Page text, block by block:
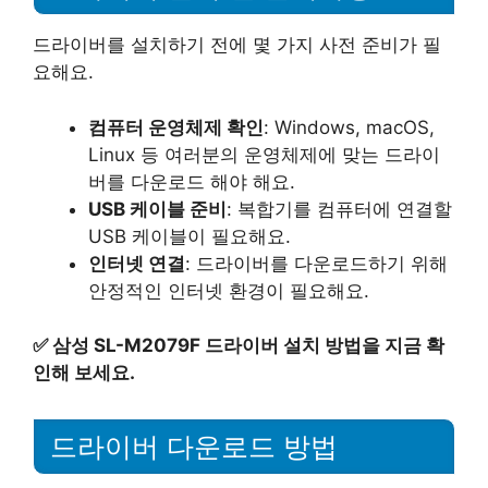
드라이버를 설치하기 전에 몇 가지 사전 준비가 필
요해요.
컴퓨터 운영체제 확인: Windows, macOS,
Linux 등 여러분의 운영체제에 맞는 드라이
버를 다운로드 해야 해요.
USB 케이블 준비: 복합기를 컴퓨터에 연결할
USB 케이블이 필요해요.
인터넷 연결: 드라이버를 다운로드하기 위해
안정적인 인터넷 환경이 필요해요.
✅삼성 SL-M2079F 드라이버 설치 방법을 지금 확
인해 보세요.
드라이버 다운로드 방법